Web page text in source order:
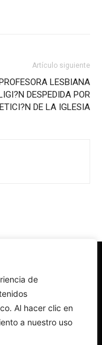
de
Al hacer clic en
a nuestro uso
Artículo siguiente
LESBIANA
DESPEDIDA POR
DE LA IGLESIA
y la sociedad